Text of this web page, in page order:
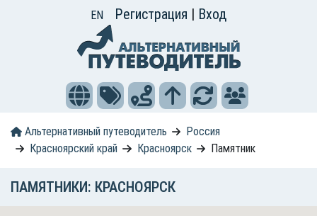
EN Регистрация | Вход
Альтернативный путеводитель
Россия
Красноярский край
Красноярск Памятник
ПАМЯТНИКИ: КРАСНОЯРСК